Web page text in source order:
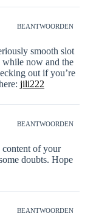
BEANTWOORDEN
smooth slot
while now and the
out if you’re
jili222
BEANTWOORDEN
content of your
doubts. Hope
BEANTWOORDEN